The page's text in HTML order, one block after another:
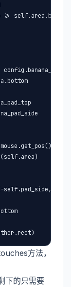
self.area.bottom
self.pad_side,-
方法，
下的只需要